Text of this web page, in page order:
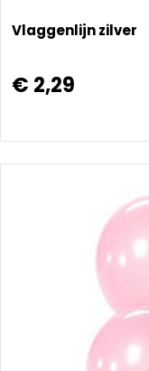
Vlaggenlijn zilver
€ 2,29